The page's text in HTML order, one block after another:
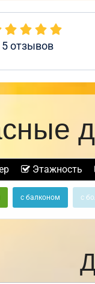
отзывов
Этажность
с балконом с